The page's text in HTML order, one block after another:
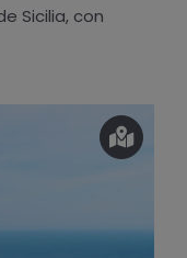
Sicilia, con